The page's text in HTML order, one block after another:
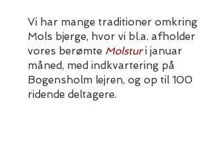
Vi har mange traditioner omkring
Mols bjerge, hvor vi bl.a. afholder
vores berømte Molsturi januar
måned, med indkvartering på
Bogensholm lejren, og op til 100
ridende deltagere.